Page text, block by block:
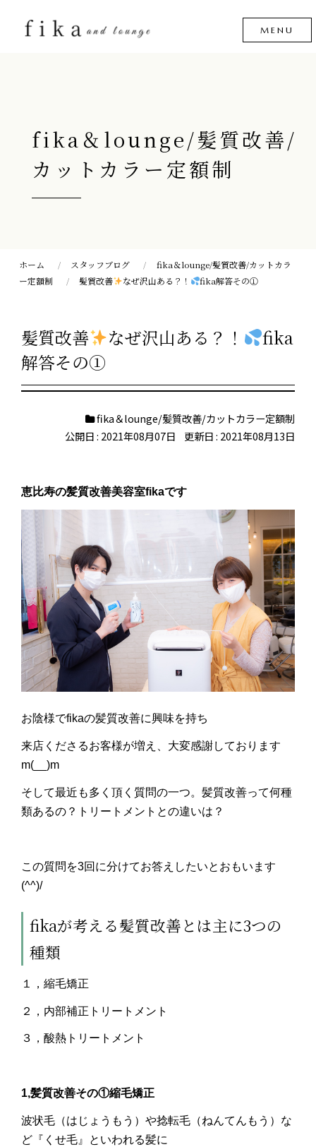
fika＆lounge/髪質改善/
カットカラー定額制
ホーム スタッフブログ
fika＆lounge/髪質改善/カットカラ
ー定額制
髪質改善 なぜ沢山ある？！ fika解答その①
髪質改善 なぜ沢山ある？！
fika
解答その①
fika＆lounge/髪質改善/カットカラー定額制
公開日 : 2021年08月07日
更新日 : 2021年08月13日
恵比寿の髪質改善美容室fikaです
お陰様でfikaの髪質改善に興味を持ち
来店くださるお客様が増え、大変感謝しております
m(__)m
そして最近も多く頂く質問の一つ。髪質改善って何種
類あるの？トリートメントとの違いは？
この質問を3回に分けてお答えしたいとおもいます
(^^)/
fikaが考える髪質改善とは主に3つの
種類
１，縮毛矯正
２，内部補正トリートメント
３，酸熱トリートメント
1,髪質改善その①縮毛矯正
波状毛（はじょうもう）や捻転毛（ねんてんもう）な
ど『くせ毛』といわれる髪に